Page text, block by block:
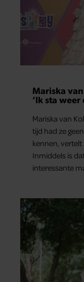
Mariska
‘Ik sta weer
Mariska van
tijd had ze
kennen, vertelt
Inmiddels is
interessante